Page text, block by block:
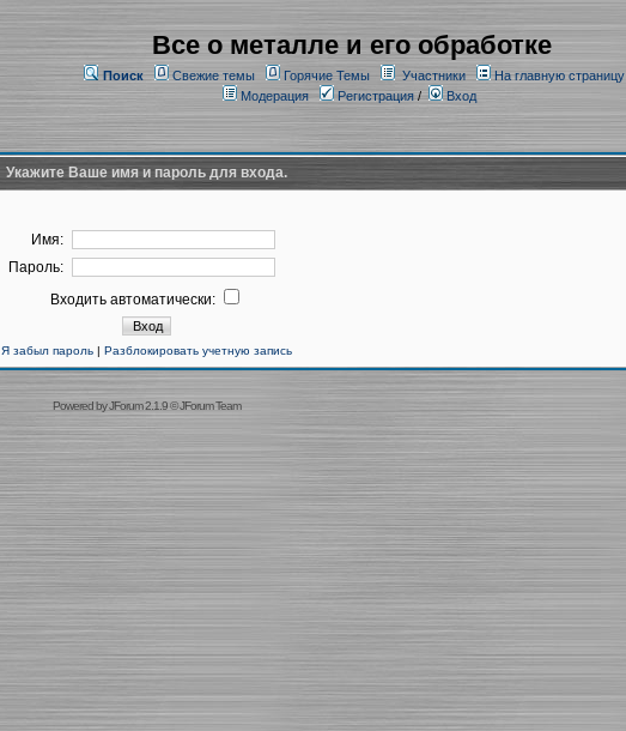
Все о металле и его обработке
Поиск Свежие темы Горячие Темы Участники
На главную страницу
Модерация
Регистрация/ Вход
Укажите Ваше имя и пароль для входа.
Имя:
Пароль:
Входить автоматически:
Я забыл пароль| Разблокировать учетную запись
Powered byJForum 2.1.9©JForum Team